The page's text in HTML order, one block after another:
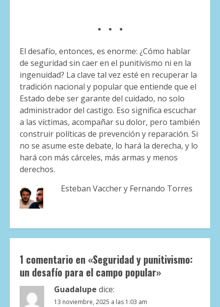
. . .
El desafío, entonces, es enorme: ¿Cómo hablar
de seguridad sin caer en el punitivismo ni en la
ingenuidad? La clave tal vez esté en recuperar la
tradición nacional y popular que entiende que el
Estado debe ser garante del cuidado, no solo
administrador del castigo. Eso significa escuchar
a las víctimas, acompañar su dolor, pero también
construir políticas de prevención y reparación. Si
no se asume este debate, lo hará la derecha, y lo
hará con más cárceles, más armas y menos
derechos.
Esteban Vaccher y Fernando Torres
1 comentario en «Seguridad y punitivismo:
un desafío para el campo popular»
Guadalupe dice:
13 noviembre, 2025 a las 1:03 am